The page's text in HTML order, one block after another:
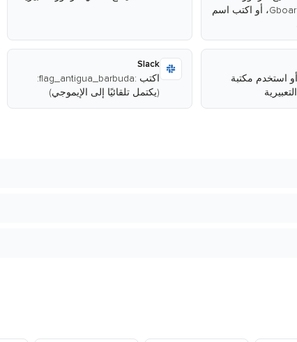
التعبيرية في Gboard، أو اكتب اسم
استخدم مكتبة
Slack
اكتب :flag_antigua_barbuda:
(يكتمل تلقائيًا إلى الإيموجي)